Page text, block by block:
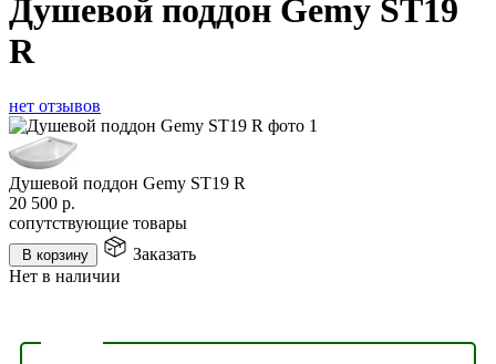
Душевой поддон Gemy ST19
R
нет отзывов
Душевой поддон Gemy ST19 R
20 500 р.
сопутствующие товары
В корзину
Заказать
Нет в наличии